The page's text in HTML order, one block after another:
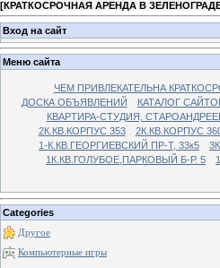
[КРАТКОСРОЧНАЯ АРЕНДА В ЗЕЛЕНОГРАДЕ
Вход на сайт
Меню сайта
ЧЕМ ПРИВЛЕКАТЕЛЬНА
ДОСКА ОБЪЯВЛЕНИЙ
КАТАЛОГ
КВАРТИРА-СТУДИЯ,
2К.КВ.КОРПУС 353
2К.КВ.КОРПУС
1-К.КВ.ГЕОРГИЕВСКИЙ ПР-Т, 33к5
1К.КВ.ГОЛУБОЕ,ПАРКОВЫЙ Б-Р. 5
Categories
Другое
Компьютерные игры